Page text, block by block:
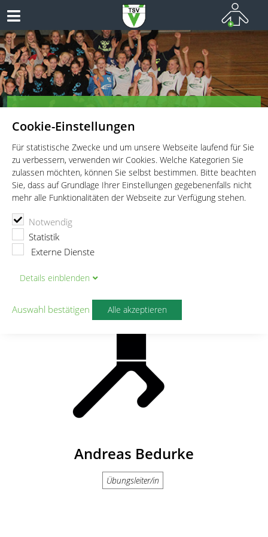
Cookie-Einstellungen
Für statistische Zwecke und um unsere Webseite laufend für Sie
zu verbessern, verwenden wir Cookies. Welche Kategorien Sie
zulassen möchten, können Sie selbst bestimmen. Bitte beachten
Sie, dass auf Grundlage Ihrer Einstellungen gegebenenfalls nicht
mehr alle Funktionalitäten der Webseite zur Verfügung stehen.
Notwendig
Statistik
Externe Dienste
Details einblenden
Auswahl bestätigen Alle akzeptieren
Handballern des TSV Vaterstetten!
Teamsport vom Allerfeinsten
TSV Vaterstetten e.V.
Andreas Bedurke
Andreas Bedurke
Übungsleiter/in